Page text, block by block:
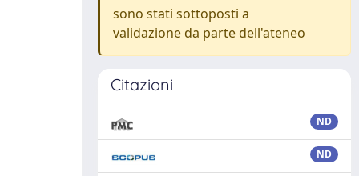
sono stati sottoposti a
validazione da parte dell'ateneo
Citazioni
ND
ND